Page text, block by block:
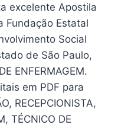
excelente Apostila
Fundação Estatal
Social
de São Paulo,
ENFERMAGEM.
em PDF para
RECEPCIONISTA,
TÉCNICO DE